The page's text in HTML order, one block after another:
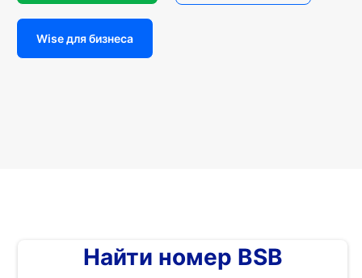
Wise для бизнеса
Найти номер BSB